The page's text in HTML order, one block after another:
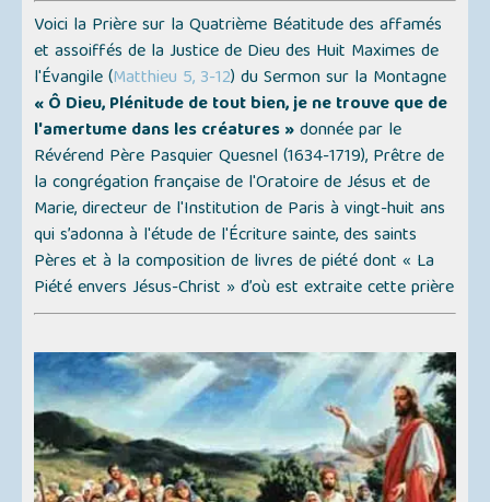
Voici la Prière sur la Quatrième Béatitude des affamés
et assoiffés de la Justice de Dieu des Huit Maximes de
l'Évangile (Matthieu 5, 3-12) du Sermon sur la Montagne
« Ô Dieu, Plénitude de tout bien, je ne trouve que de
l'amertume dans les créatures »donnée par le
Révérend Père Pasquier Quesnel (1634-1719), Prêtre de
la congrégation française de l'Oratoire de Jésus et de
Marie, directeur de l'Institution de Paris à vingt-huit ans
qui s’adonna à l'étude de l'Écriture sainte, des saints
Pères et à la composition de livres de piété dont« La
Piété envers Jésus-Christ »d’où est extraite cette prière